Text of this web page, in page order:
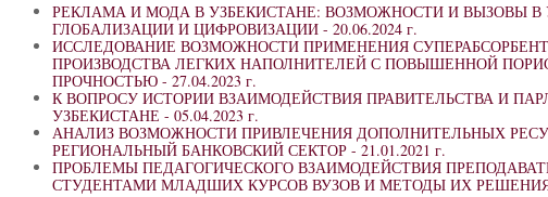
РЕКЛАМА И МОДА В УЗБЕКИСТАНЕ: ВОЗМОЖНОСТИ И ВЫЗОВЫ В
ГЛОБАЛИЗАЦИИ И ЦИФРОВИЗАЦИИ - 20.06.2024 г.
ИССЛЕДОВАНИЕ ВОЗМОЖНОСТИ ПРИМЕНЕНИЯ
ПРОИЗВОДСТВА ЛЕГКИХ НАПОЛНИТЕЛЕЙ С ПОВЫШЕННОЙ
ПРОЧНОСТЬЮ - 27.04.2023 г.
К ВОПРОСУ ИСТОРИИ ВЗАИМОДЕЙСТВИЯ ПРАВИТЕЛЬСТВА И
УЗБЕКИСТАНЕ - 05.04.2023 г.
АНАЛИЗ ВОЗМОЖНОСТИ ПРИВЛЕЧЕНИЯ ДОПОЛНИТЕЛЬНЫХ
РЕГИОНАЛЬНЫЙ БАНКОВСКИЙ СЕКТОР - 21.01.2021 г.
ПРОБЛЕМЫ ПЕДАГОГИЧЕСКОГО ВЗАИМОДЕЙСТВИЯ
СТУДЕНТАМИ МЛАДШИХ КУРСОВ ВУЗОВ И МЕТОДЫ ИХ